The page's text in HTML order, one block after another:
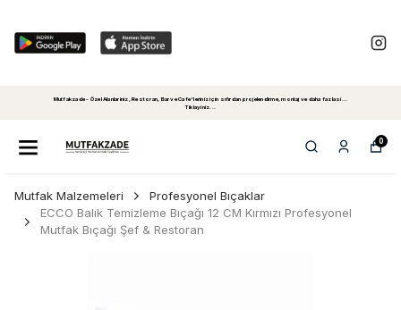
Mutfakzade - Özel Alanlariniz, Restoran, Bar ve Cafe'leriniz için sıfırdan projelendirme, montaj ve daha fazlasi...
Tiklayiniz...
0
Mutfak Malzemeleri
Profesyonel Bıçaklar
ECCO Balık Temizleme Bıçağı 12 CM Kırmızı Profesyonel
Mutfak Bıçağı Şef & Restoran